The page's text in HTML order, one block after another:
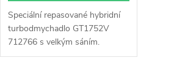
u
k
u
k
Speciální repasované hybridní
turbodmychadlo GT1752V
712766 s velkým sáním.
Vhodné zejména k